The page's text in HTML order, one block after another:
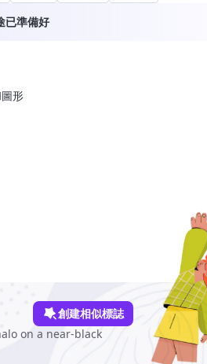
已準備好
形
創建相似標誌
on a near-black